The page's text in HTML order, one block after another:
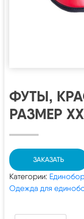
ФУТЫ,
РАЗМЕР
ЗАКАЗАТЬ
Категории:
Одежда для